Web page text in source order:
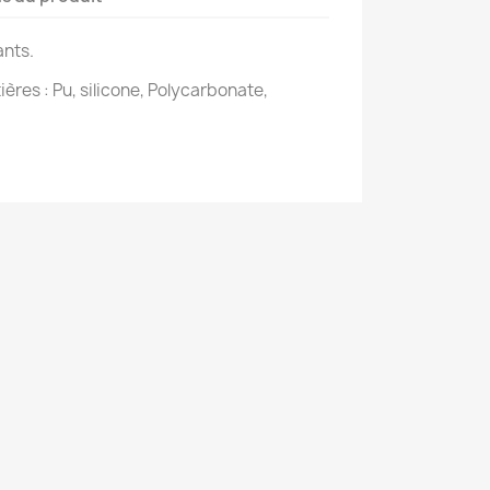
: Pu, silicone, Polycarbonate,